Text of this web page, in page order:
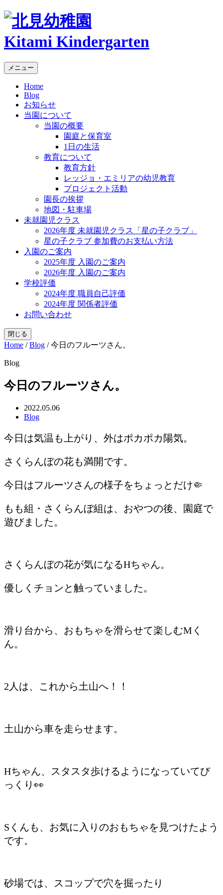
Kitami Kindergarten
メニュー
Home
Blog
お知らせ
当園について
当園の概要
園庭と保育室
1日の生活
教育について
教育方針
レッジョ・エミリアの幼児教育
プロジェクト活動
園長の挨拶
地図・駐車場
未就園児クラス
2026年度 未就園児クラス「星の子クラブ」
星の子クラブ 参加費のお支払い方法
入園のご案内
2025年度 入園のご案内
2026年度 入園のご案内
学校評価
2024年度 職員自己評価
2024年度 関係者評価
お問い合わせ
閉じる
Home /Blog /今日のフルーツさん。
Blog
今日のフルーツさん。
2022.05.06
Blog
今日は気温も上がり、外はポカポカ陽気。
さくらんぼの花も満開です。
今日はフルーツさんの様子をちょっとだけ🤏
もも組・さくらんぼ組は、おやつの後、園庭で
遊びました。
さくらんぼの花が気になるHちゃん。
優しくチョンと触っていました。
滑り台から、おもちゃを滑らせて楽しむMく
ん。
2人は、これから土山へ！！
土山から車を走らせます。
Hちゃん、スタスタ歩けるようになっていてび
っくり👀
Sくんも、お気に入りのおもちゃを見つけたよう
です。
砂場では、スコップで穴を掘ったり